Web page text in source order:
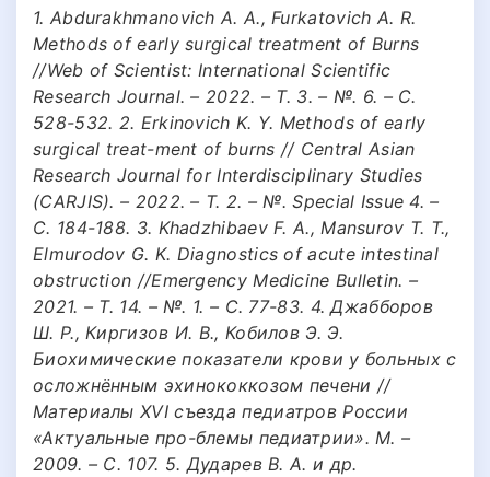
1. Abdurakhmanovich A. A., Furkatovich A. R.
Methods of early surgical treatment of Burns
//Web of Scientist: International Scientific
Research Journal. – 2022. – Т. 3. – №. 6. – С.
528-532. 2. Erkinovich K. Y. Methods of early
surgical treat-ment of burns // Central Asian
Research Journal for Interdisciplinary Studies
(CARJIS). – 2022. – Т. 2. – №. Special Issue 4. –
С. 184-188. 3. Khadzhibaev F. A., Mansurov T. T.,
Elmurodov G. K. Diagnostics of acute intestinal
obstruction //Emergency Medicine Bulletin. –
2021. – Т. 14. – №. 1. – С. 77-83. 4. Джабборов
Ш. Р., Киргизов И. В., Кобилов Э. Э.
Биохимические показатели крови у больных с
осложнённым эхинококкозом печени //
Материалы ХVI съезда педиатров России
«Актуальные про-блемы педиатрии». М. –
2009. – С. 107. 5. Дударев В. А. и др.